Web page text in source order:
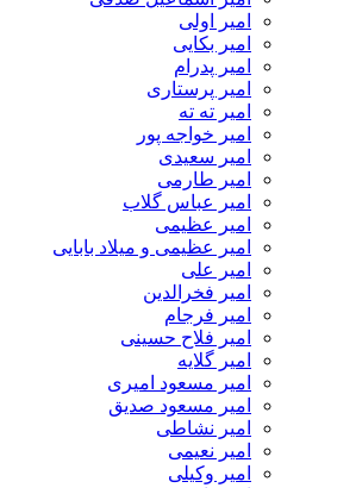
امیر اولی
امیر بکایی
امیر پدرام
امیر پرستاری
امیر ته ته
امیر خواجه پور
امیر سعیدی
امیر طارمی
امیر عباس گلاب
امیر عظیمی
امیر عظیمی و میلاد بابایی
امیر علی
امیر فخرالدین
امیر فرجام
امیر فلاح حسینی
امیر گلایه
امیر مسعود امیری
امیر مسعود صدیق
امیر نشاطی
امیر نعیمی
امیر وکیلی